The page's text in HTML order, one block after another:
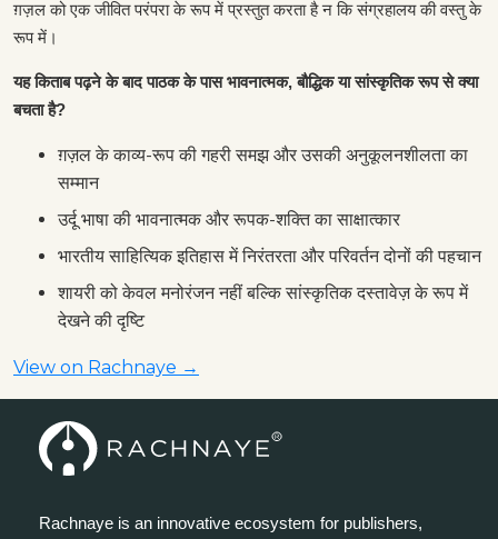
ग़ज़ल को एक जीवित परंपरा के रूप में प्रस्तुत करता है न कि संग्रहालय की वस्तु के
रूप में।
यह किताब पढ़ने के बाद पाठक के पास भावनात्मक, बौद्धिक या सांस्कृतिक रूप से क्या
बचता है?
ग़ज़ल के काव्य-रूप की गहरी समझ और उसकी अनुकूलनशीलता का
सम्मान
उर्दू भाषा की भावनात्मक और रूपक-शक्ति का साक्षात्कार
भारतीय साहित्यिक इतिहास में निरंतरता और परिवर्तन दोनों की पहचान
शायरी को केवल मनोरंजन नहीं बल्कि सांस्कृतिक दस्तावेज़ के रूप में
देखने की दृष्टि
View on Rachnaye →
Rachnaye is an innovative ecosystem for publishers,